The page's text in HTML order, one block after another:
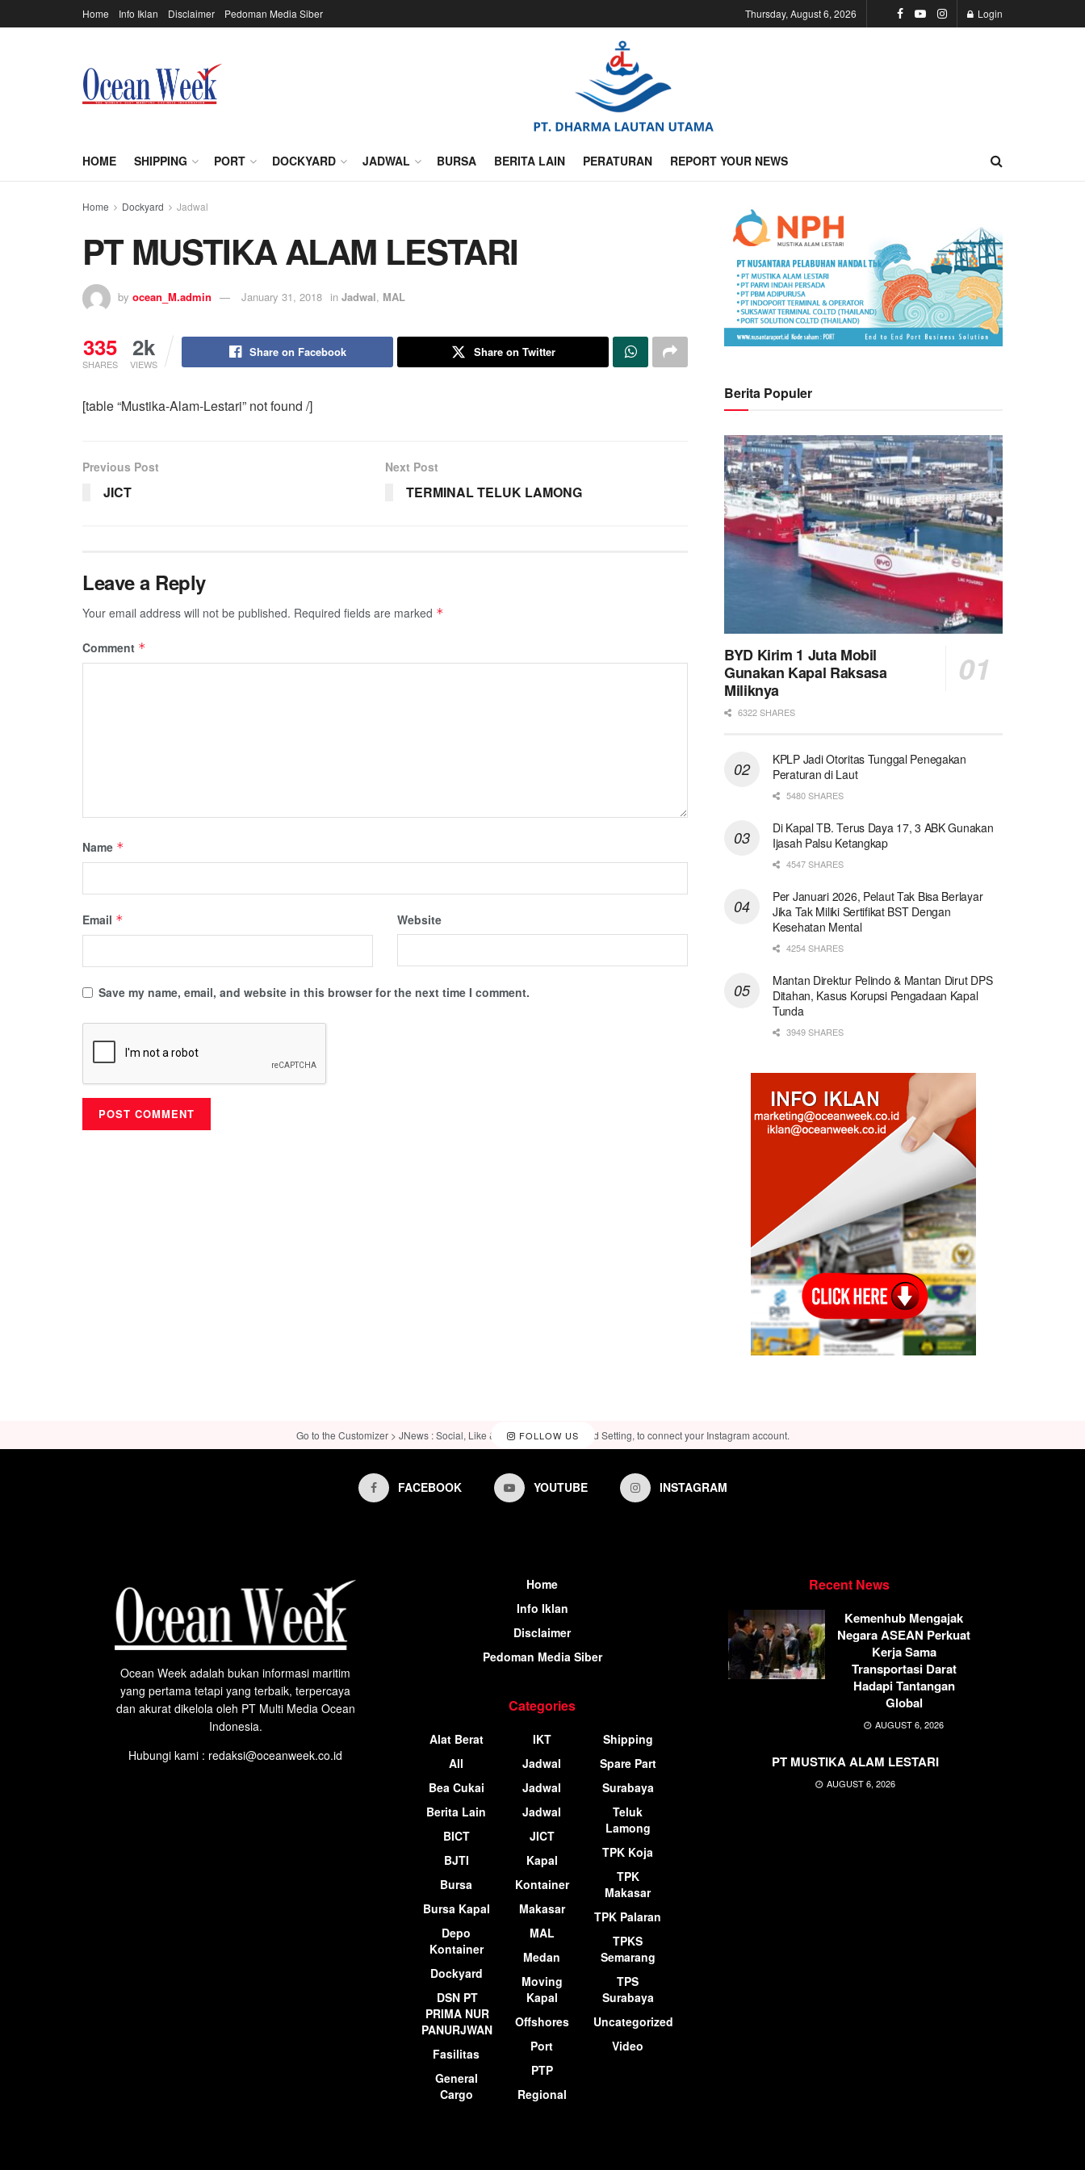
Home Info Iklan Disclaimer Pedoman Media Siber Thursday, August 6, 2026 Login
HOME SHIPPING PORT DOCKYARD JADWAL BURSA BERITA LAIN PERATURAN REPORT YOUR NEWS
Home Dockyard Jadwal
PT MUSTIKA ALAM LESTARI
by ocean_M.admin January 31, 2018 in Jadwal, MAL
335
SHARES
2k
VIEWS
Share on Facebook Share on Twitter
[table “Mustika-Alam-Lestari” not found /]
Previous Post
JICT
Next Post
TERMINAL TELUK LAMONG
Leave a Reply
Your email address will not be published. Required fields are marked *
Comment *
Name *
Email * Website
Save my name, email, and website in this browser for the next time I comment.
Berita Populer
BYD Kirim 1 Juta Mobil
Gunakan Kapal Raksasa
Miliknya
6322 SHARES
KPLP Jadi Otoritas Tunggal Penegakan
Peraturan di Laut
5480 SHARES
Di Kapal TB. Terus Daya 17, 3 ABK Gunakan
Ijasah Palsu Ketangkap
4547 SHARES
Per Januari 2026, Pelaut Tak Bisa Berlayar
Jika Tak Miliki Sertifikat BST Dengan
Kesehatan Mental
4254 SHARES
Mantan Direktur Pelindo & Mantan Dirut DPS
Ditahan, Kasus Korupsi Pengadaan Kapal
Tunda
3949 SHARES
FOLLOW US
Go to the Customizer > JNews : Social, Like & View > Instagram Feed Setting, to connect your Instagram account.
FACEBOOK YOUTUBE INSTAGRAM
Ocean Week adalah bukan informasi maritim
yang pertama tetapi yang terbaik, terpercaya
dan akurat dikelola oleh PT Multi Media Ocean
Indonesia.
Hubungi kami : redaksi@oceanweek.co.id
Home
Info Iklan
Disclaimer
Pedoman Media Siber
Categories
Alat Berat
All
Bea Cukai
Berita Lain
BICT
BJTI
Bursa
Bursa Kapal
Depo
Kontainer
Dockyard
DSN PT
PRIMA NUR
PANURJWAN
Fasilitas
General
Cargo
IKT
Jadwal
Jadwal
Jadwal
JICT
Kapal
Kontainer
Makasar
MAL
Medan
Moving
Kapal
Offshores
Port
PTP
Regional
Shipping
Spare Part
Surabaya
Teluk
Lamong
TPK Koja
TPK
Makasar
TPK Palaran
TPKS
Semarang
TPS
Surabaya
Uncategorized
Video
Recent News
Kemenhub Mengajak
Negara ASEAN Perkuat
Kerja Sama
Transportasi Darat
Hadapi Tantangan
Global
AUGUST 6, 2026
PT MUSTIKA ALAM LESTARI
AUGUST 6, 2026